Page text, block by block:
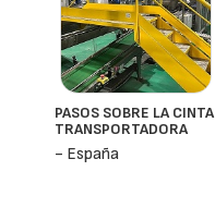
PASOS SOBRE LA CINTA
TRANSPORTADORA
- España